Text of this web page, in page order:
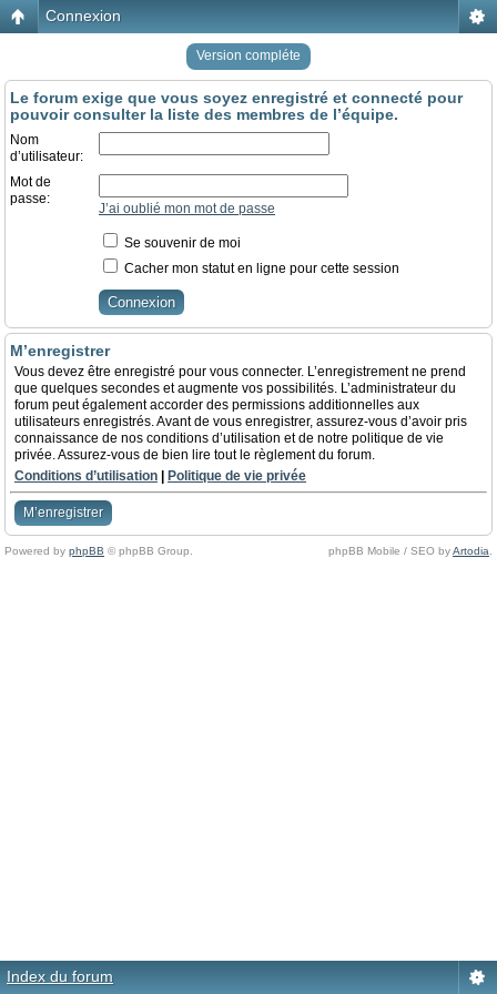
Connexion
Version compléte
Le forum exige que vous soyez enregistré et connecté pour
pouvoir consulter la liste des membres de l’équipe.
Nom
d’utilisateur:
Mot de
passe:
J’ai oublié mon mot de passe
Se souvenir de moi
Cacher mon statut en ligne pour cette session
M’enregistrer
Vous devez être enregistré pour vous connecter. L’enregistrement ne prend
que quelques secondes et augmente vos possibilités. L’administrateur du
forum peut également accorder des permissions additionnelles aux
utilisateurs enregistrés. Avant de vous enregistrer, assurez-vous d’avoir pris
connaissance de nos conditions d’utilisation et de notre politique de vie
privée. Assurez-vous de bien lire tout le règlement du forum.
Conditions d’utilisation
Politique de vie privée
M’enregistrer
Powered by phpBB © phpBB Group. phpBB Mobile / SEO byArtodia
Index du forum